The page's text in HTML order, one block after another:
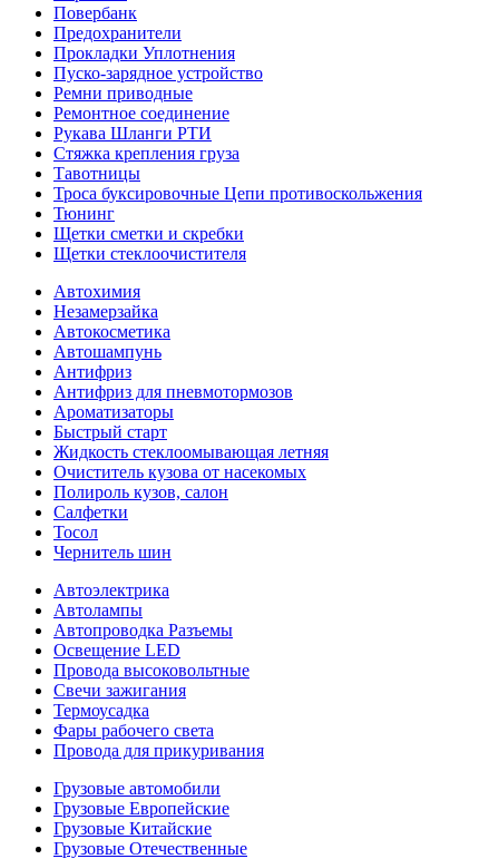
Повербанк
Предохранители
Прокладки Уплотнения
Пуско-зарядное устройство
Ремни приводные
Ремонтное соединение
Рукава Шланги РТИ
Стяжка крепления груза
Тавотницы
Троса буксировочные Цепи противоскольжения
Тюнинг
Щетки сметки и скребки
Щетки стеклоочистителя
Автохимия
Незамерзайка
Автокосметика
Автошампунь
Антифриз
Антифриз для пневмотормозов
Ароматизаторы
Быстрый старт
Жидкость стеклоомывающая летняя
Очиститель кузова от насекомых
Полироль кузов, салон
Салфетки
Тосол
Чернитель шин
Автоэлектрика
Автолампы
Автопроводка Разъемы
Освещение LED
Провода высоковольтные
Свечи зажигания
Термоусадка
Фары рабочего света
Провода для прикуривания
Грузовые автомобили
Грузовые Европейские
Грузовые Китайские
Грузовые Отечественные